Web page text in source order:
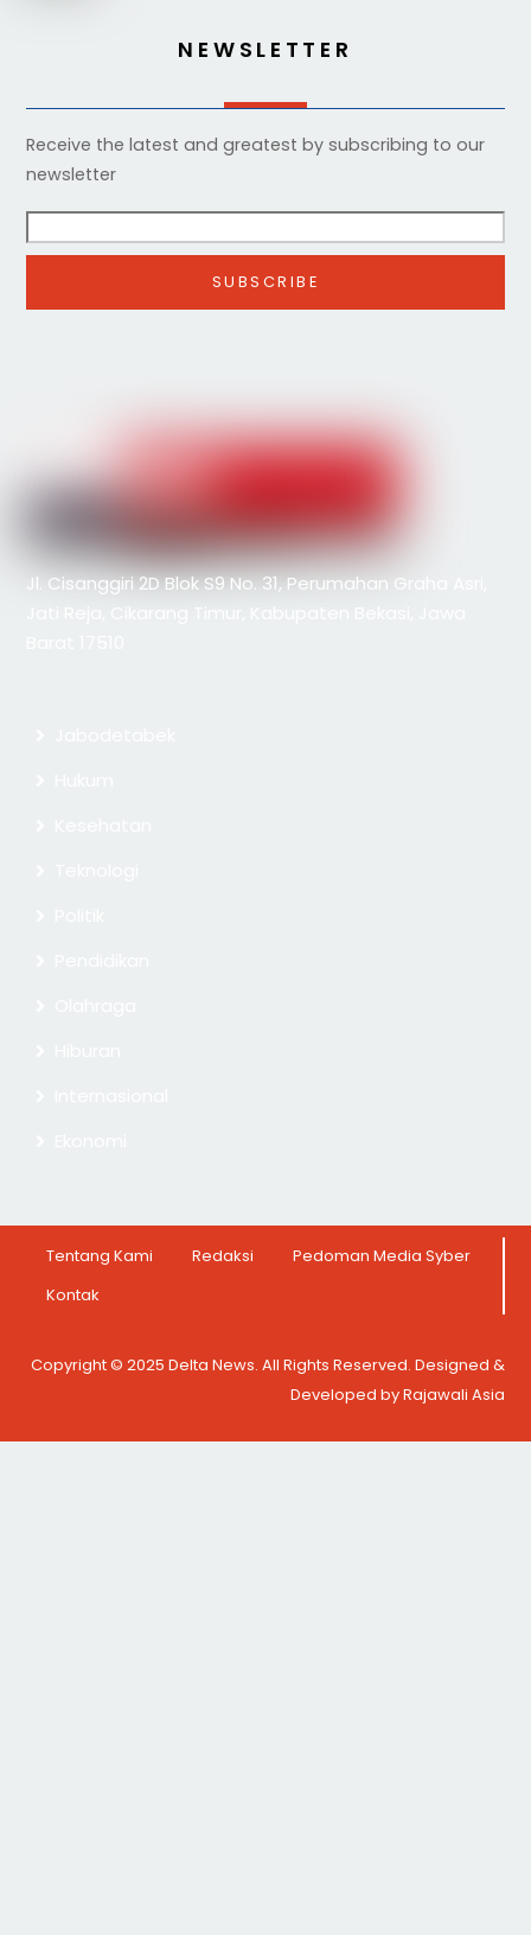
NEWSLETTER
Receive the latest and greatest by subscribing to our
newsletter
Jl. Cisanggiri 2D Blok S9 No. 31, Perumahan Graha Asri,
Jati Reja, Cikarang Timur, Kabupaten Bekasi, Jawa
Tentang Kami Redaksi
Pedoman Media Syber
Kontak
Copyright © 2025 Delta News. All Rights Reserved. Designed &
Developed by Rajawali Asia